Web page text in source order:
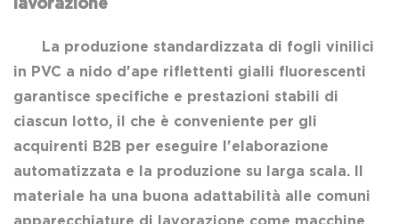
lavorazione
La produzione standardizzata di fogli vinilici
in PVC a nido d'ape riflettenti gialli fluorescenti
garantisce specifiche e prestazioni stabili di
ciascun lotto, il che è conveniente per gli
acquirenti B2B per eseguire l'elaborazione
automatizzata e la produzione su larga scala. Il
materiale ha una buona adattabilità alle comuni